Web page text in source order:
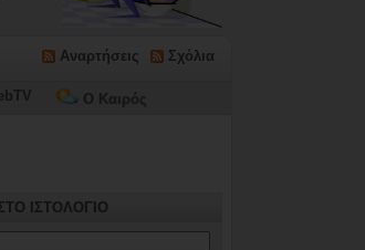
Αναρτήσεις Σχόλια
Ο Καιρός
ΙΣΤΟΛΟΓΙΟ